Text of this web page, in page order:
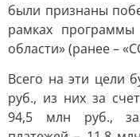
были признаны
рамках
области» (ранее –
Всего на эти цели
руб., из них за
94,5 млн руб., за